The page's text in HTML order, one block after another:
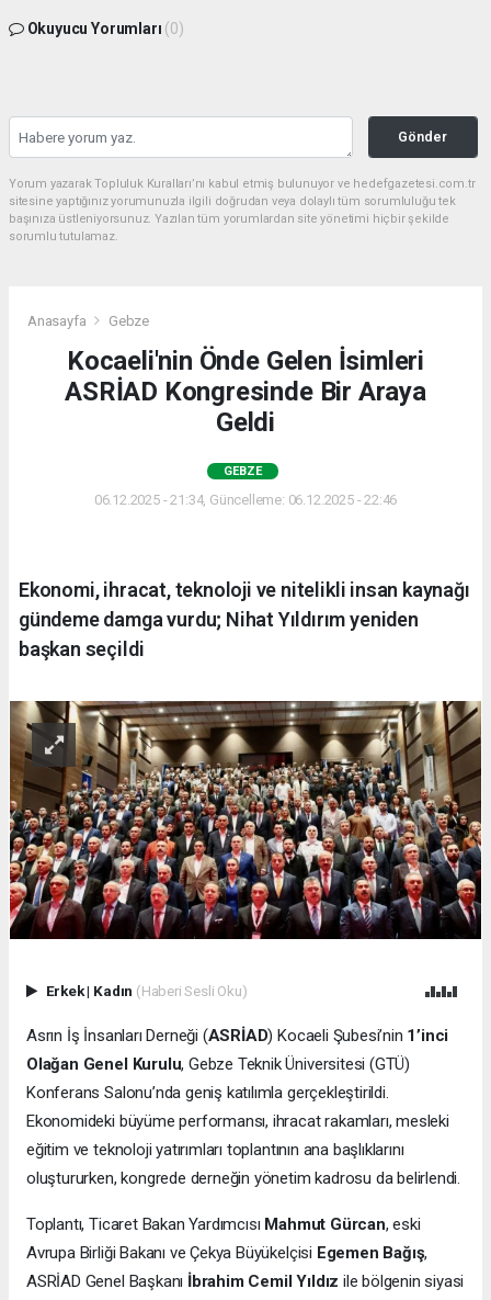
Okuyucu Yorumları (0)
Gönder
Yorum yazarak Topluluk Kuralları’nı kabul etmiş bulunuyor ve hedefgazetesi.com.tr
sitesine yaptığınız yorumunuzla ilgili doğrudan veya dolaylı tüm sorumluluğu tek
başınıza üstleniyorsunuz. Yazılan tüm yorumlardan site yönetimi hiçbir şekilde
sorumlu tutulamaz.
Anasayfa Gebze
Kocaeli'nin Önde Gelen İsimleri
ASRİAD Kongresinde Bir Araya
Geldi
GEBZE
06.12.2025 - 21:34, Güncelleme: 06.12.2025 - 22:46
Ekonomi, ihracat, teknoloji ve nitelikli insan kaynağı
gündeme damga vurdu; Nihat Yıldırım yeniden
başkan seçildi
Erkek| Kadın (Haberi Sesli Oku)
Asrın İş İnsanları Derneği (ASRİAD) Kocaeli Şubesi’nin 1’inci
Olağan Genel Kurulu, Gebze Teknik Üniversitesi (GTÜ)
Konferans Salonu’nda geniş katılımla gerçekleştirildi.
Ekonomideki büyüme performansı, ihracat rakamları, mesleki
eğitim ve teknoloji yatırımları toplantının ana başlıklarını
oluştururken, kongrede derneğin yönetim kadrosu da belirlendi.
Toplantı, Ticaret Bakan Yardımcısı Mahmut Gürcan, eski
Avrupa Birliği Bakanı ve Çekya Büyükelçisi Egemen Bağış,
ASRİAD Genel Başkanı İbrahim Cemil Yıldız ile bölgenin siyasi